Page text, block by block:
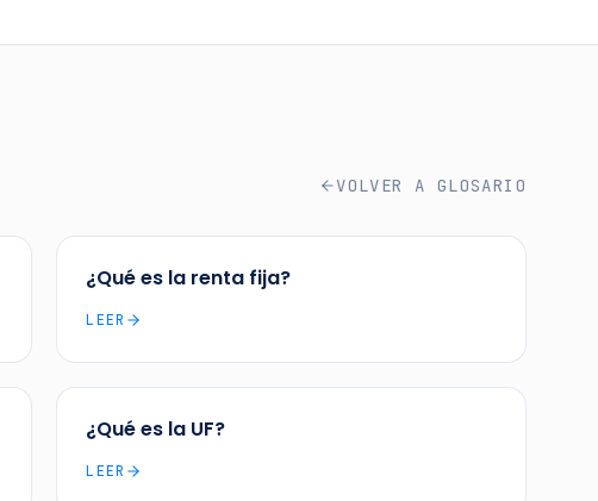
VOLVER A GLOSARIO
¿Qué es la renta fija?
LEER
¿Qué es la UF?
LEER